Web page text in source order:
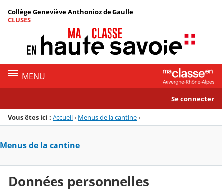
Menu de la rubrique
Contenu
Collège Geneviève Anthonioz de Gaulle
CLUSES
MENU
Se connecter
Vous êtes ici : Accueil› Menus de la cantine›
Menus de la cantine
Données personnelles